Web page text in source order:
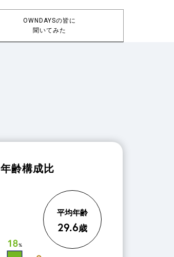
OWNDAYSの皆に
聞いてみた
年齢構成比
平均年齢
29.6歳